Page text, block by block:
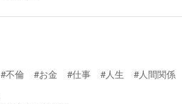
#不倫 #お金 #仕事 #人生
#人間関係